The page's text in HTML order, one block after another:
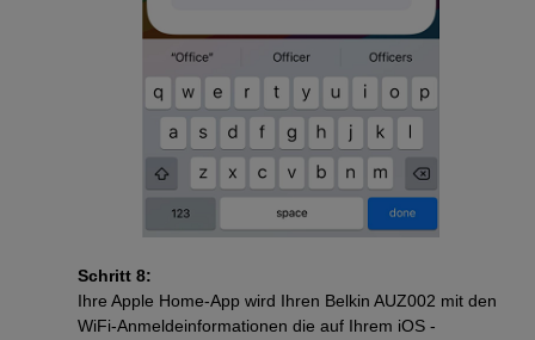
Schritt 8:
Ihre Apple Home-App wird Ihren Belkin AUZ002 mit den
WiFi-Anmeldeinformationen die auf Ihrem iOS -